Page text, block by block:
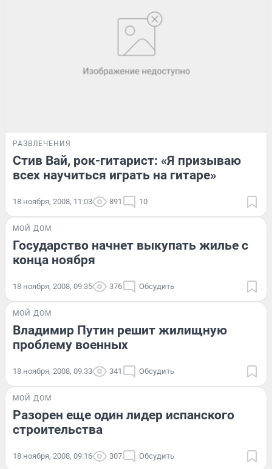
РАЗВЛЕЧЕНИЯ
Стив Вай, рок-гитарист: «Я призываю
всех научиться играть на гитаре»
18 ноября, 2008, 11:03 891 10
МОЙ ДОМ
Государство начнет выкупать жилье с
конца ноября
18 ноября, 2008, 09:35 376 Обсудить
МОЙ ДОМ
Владимир Путин решит жилищную
проблему военных
18 ноября, 2008, 09:33 341 Обсудить
МОЙ ДОМ
Разорен еще один лидер испанского
строительства
18 ноября, 2008, 09:16 307 Обсудить